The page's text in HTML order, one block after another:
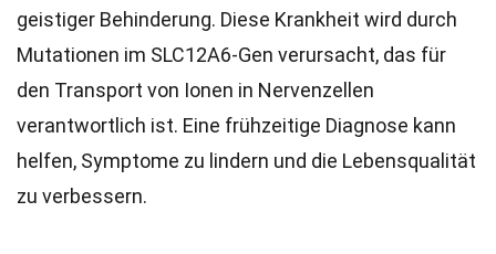
geistiger Behinderung. Diese Krankheit wird durch
Mutationen im SLC12A6-Gen verursacht, das für
den Transport von Ionen in Nervenzellen
verantwortlich ist. Eine frühzeitige Diagnose kann
helfen, Symptome zu lindern und die Lebensqualität
zu verbessern.